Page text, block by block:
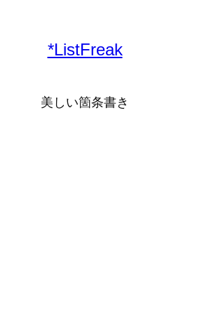
*ListFreak
美しい箇条書き